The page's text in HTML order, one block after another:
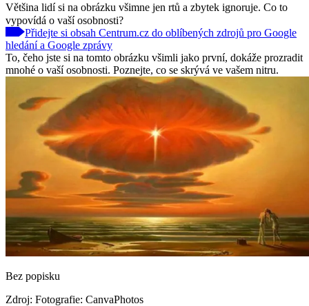
Většina lidí si na obrázku všimne jen rtů a zbytek ignoruje. Co to
vypovídá o vaší osobnosti?
Přidejte si obsah Centrum.cz do oblíbených zdrojů pro Google
hledání a Google zprávy
To, čeho jste si na tomto obrázku všimli jako první, dokáže prozradit
mnohé o vaší osobnosti. Poznejte, co se skrývá ve vašem nitru.
Bez popisku
Zdroj: Fotografie: CanvaPhotos